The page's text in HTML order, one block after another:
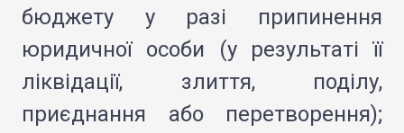
бюджету у разі припинення
юридичної особи (у результаті її
ліквідації, злиття, поділу,
приєднання або перетворення);